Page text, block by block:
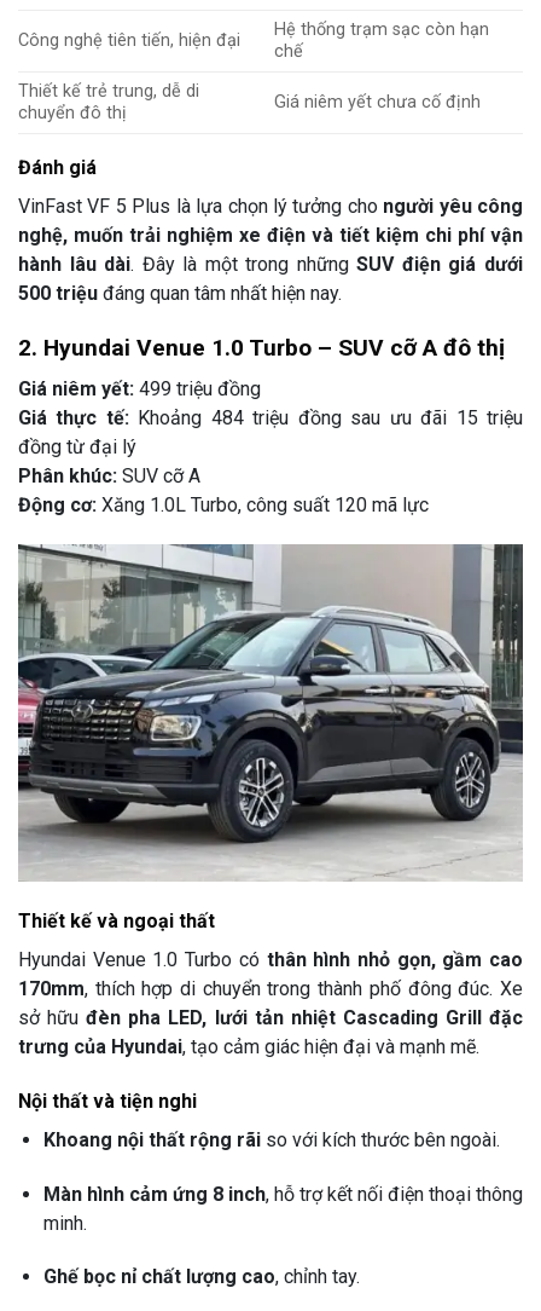
Công nghệ tiên tiến, hiện đại
Hệ thống trạm sạc còn hạn
chế
Thiết kế trẻ trung, dễ di
chuyển đô thị
Giá niêm yết chưa cố định
Đánh giá
VinFast VF 5 Plus là lựa chọn lý tưởng cho người yêu công
nghệ, muốn trải nghiệm xe điện và tiết kiệm chi phí vận
hành lâu dài. Đây là một trong nhữngSUV điện giá dưới
500 triệu đáng quan tâm nhất hiện nay.
2. Hyundai Venue 1.0 Turbo – SUV cỡ A đô thị
Giá niêm yết: 499 triệu đồng
Giá thực tế:Khoảng 484 triệu đồng sau ưu đãi 15 triệu
đồng từ đại lý
Phân khúc: SUV cỡ A
Động cơ: Xăng 1.0L Turbo, công suất 120 mã lực
Thiết kế và ngoại thất
Hyundai Venue 1.0 Turbo có thân hình nhỏ gọn, gầm cao
170mm, thích hợp di chuyển trong thành phố đông đúc. Xe
sở hữuđèn pha LED, lưới tản nhiệt Cascading Grill đặc
trưng của Hyundai, tạo cảm giác hiện đại và mạnh mẽ.
Nội thất và tiện nghi
Khoang nội thất rộng rãiso với kích thước bên ngoài.
Màn hình cảm ứng 8 inch, hỗ trợ kết nối điện thoại thông
minh.
Ghế bọc nỉ chất lượng cao, chỉnh tay.